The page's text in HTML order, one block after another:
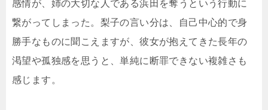
感情が、姉の大切な人である浜田を奪うという行動に
繋がってしまった。梨子の言い分は、自己中心的で身
勝手なものに聞こえますが、彼女が抱えてきた長年の
渇望や孤独感を思うと、単純に断罪できない複雑さも
感じます。